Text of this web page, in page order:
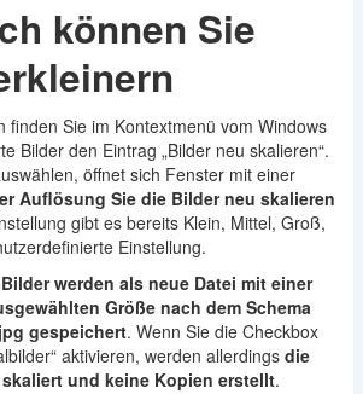
können Sie
finden Sie im Kontextmenü vom Windows
Bilder den Eintrag „Bilder neu skalieren“.
öffnet sich Fenster mit einer
Auflösung Sie die Bilder neu skalieren
gibt es bereits Klein, Mittel, Groß,
Einstellung.
werden als neue Datei mit einer
Größe nach dem Schema
gespeichert. Wenn Sie die Checkbox
aktivieren, werden allerdings die
und keine Kopien erstellt.